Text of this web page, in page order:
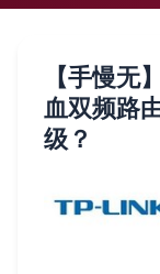
【手慢
血双频路
级？